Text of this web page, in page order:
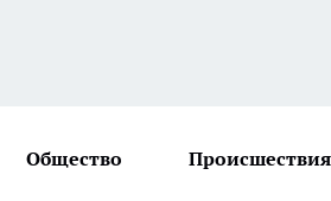
Общество Происшествия